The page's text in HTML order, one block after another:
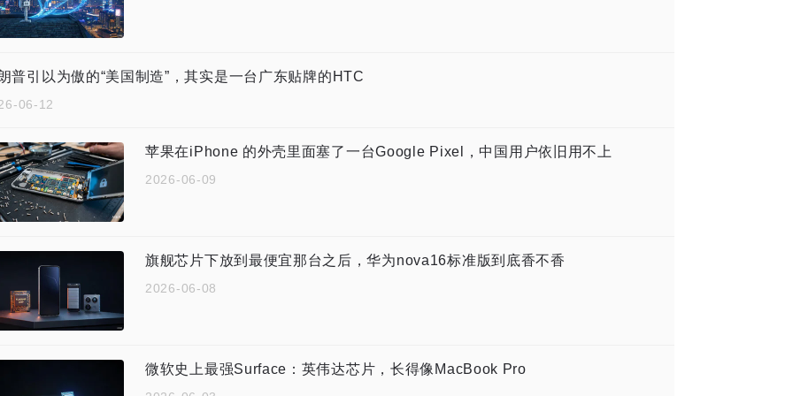
普引以为傲的“美国制造”，其实是一台广东贴牌的HTC
06-12
苹果在iPhone 的外壳里面塞了一台Google Pixel，中国用户依旧用不上
2026-06-09
旗舰芯片下放到最便宜那台之后，华为nova16标准版到底香不香
2026-06-08
微软史上最强Surface：英伟达芯片，长得像MacBook Pro